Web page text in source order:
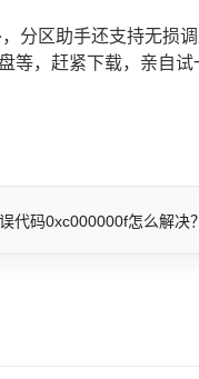
分区助手还支持无损调
等，赶紧下载，亲自试
代码0xc000000f怎么解决？